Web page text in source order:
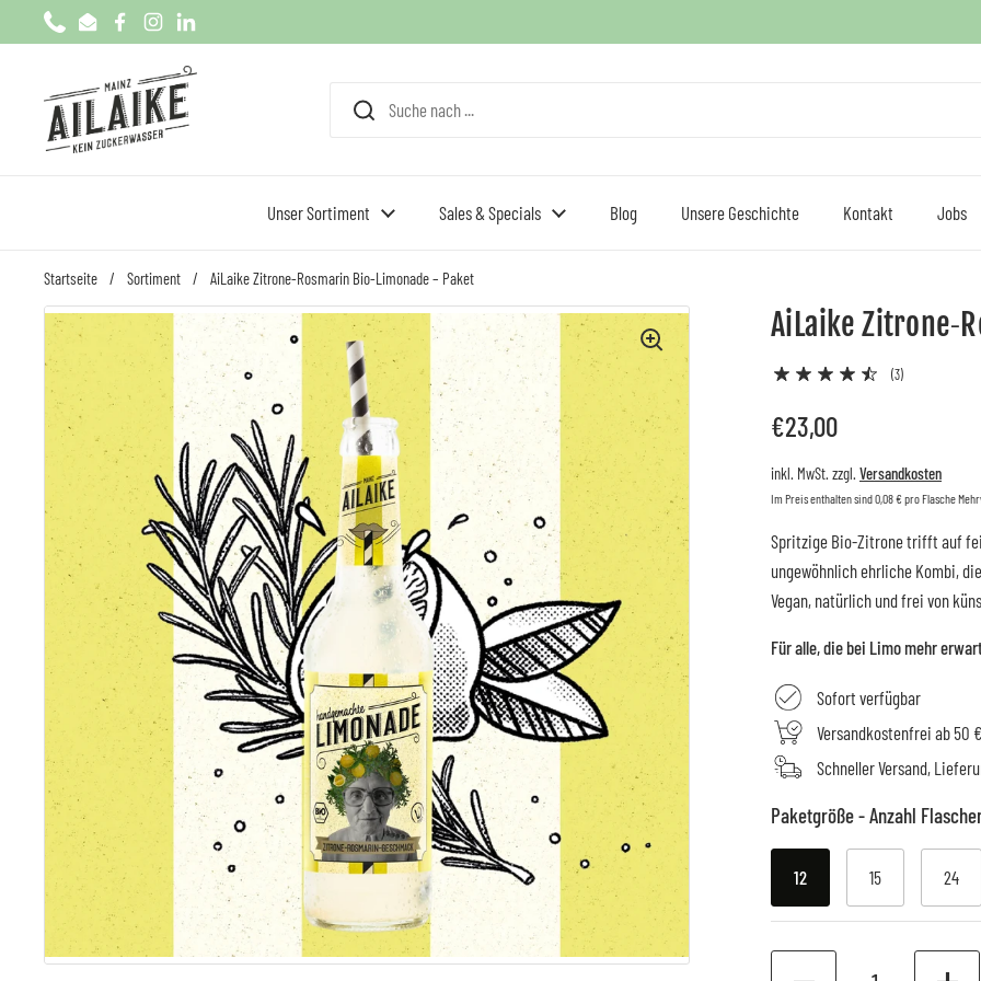
Zum Inhalt springen
PhoneEmailFacebookInstagramLinkedIn
Unser Sortiment Sales & Specials Blog Unsere Geschichte Kontakt Jobs
Startseite / Sortiment / AiLaike Zitrone‑Rosmarin Bio-Limonade – Paket
AiLaike
(3)
Regulärer Preis
€23,00
inkl. MwSt. zzgl. Versandkosten
Im Preis enthalten sind 0,08 € pro Flasche
Spritzige Bio-Zitrone trifft auf
ungewöhnlich ehrliche Kombi,
Vegan, natürlich und frei von
Für alle, die bei Limo mehr
Sofort verfügbar
Versandkostenfrei ab 50 €
Schneller Versand,
Paketgröße - Anzahl
12 15 24